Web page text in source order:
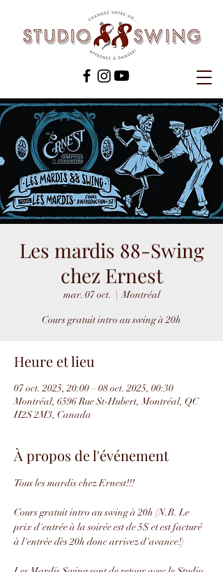
Les mardis 88-Swing
chez Ernest
mar. 07 oct.
  |
Montréal
Cours gratuit intro au swing à 20h
Heure et lieu
07 oct. 2025, 20:00 – 08 oct. 2025, 00:30
Montréal, 6596 Rue St-Hubert, Montréal, QC
H2S 2M3, Canada
À propos de l'événement
Tous les mardis chez Ernest!!!
Cours gratuit intro au swing à 20h (N.B. Le
prix d'entrée à la soirée est de 5$ et est facturé
à l'entrée dès 20h donc arrivez d'avance!)